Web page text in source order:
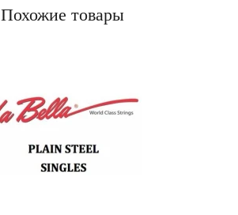
Похожие товары